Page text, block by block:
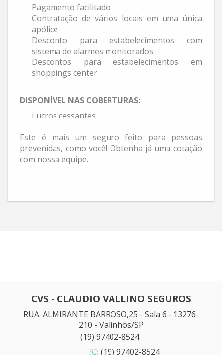
Pagamento facilitado
Contratação de vários locais em uma única
apólice
Desconto para estabelecimentos com
sistema de alarmes monitorados
Descontos para estabelecimentos em
shoppings center
DISPONÍVEL NAS COBERTURAS:
Lucros cessantes.
Este é mais um seguro feito para pessoas
prevenidas, como você! Obtenha já uma cotação
com nossa equipe.
CVS - CLAUDIO VALLINO SEGUROS
RUA. ALMIRANTE BARROSO,25 - Sala 6 - 13276-
210 - Valinhos/SP
(19) 97402-8524
(19) 97402-8524